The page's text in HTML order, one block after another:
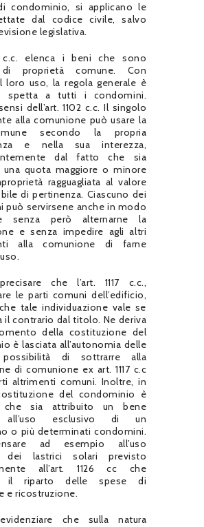
condominio, si applicano le
dal codice civile, salvo
legislativa.
c.c. elenca i beni che sono
proprietà comune. Con
loro uso, la regola generale è
spetta a tutti i condomini.
dell’art. 1102 c.c. Il singolo
alla comunione può usare la
secondo la propria
e nella sua interezza,
dal fatto che sia
quota maggiore o minore
ragguagliata al valore
di pertinenza. Ciascuno dei
può servirsene anche in modo
senza però alternarne la
e senza impedire agli altri
alla comunione di farne
che l’art. 1117 c.c.,
le parti comuni dell’edificio,
tale individuazione vale se
il contrario dal titolo. Ne deriva
della costituzione del
è lasciata all’autonomia delle
di sottrarre alla
di comunione ex art. 1117 c.c
altrimenti comuni. Inoltre, in
del condominio è
che sia attribuito un bene
all’uso esclusivo di un
o più determinati condomini.
ad esempio all’uso
dei lastrici solari previsto
all’art. 1126 cc che
il riparto delle spese di
e ricostruzione.
che sulla natura